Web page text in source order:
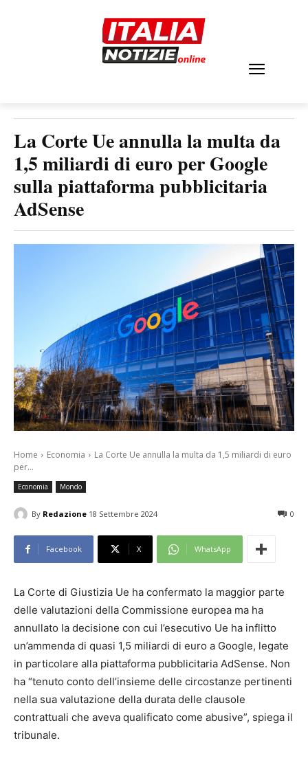
La Corte Ue annulla la multa da
1,5 miliardi di euro per Google
sulla piattaforma pubblicitaria
AdSense
Home Economia
La Corte Ue annulla la multa da 1,5 miliardi di euro
per...
Economia Mondo
By Redazione 18 Settembre 2024 0
Facebook X WhatsApp
La Corte di Giustizia Ue ha confermato la maggior parte
delle valutazioni della Commissione europea ma ha
annullato la decisione con cui l’esecutivo Ue ha inflitto
un’ammenda di quasi 1,5 miliardi di euro a Google, legate
in particolare alla piattaforma pubblicitaria AdSense. Non
ha “tenuto conto dell’insieme delle circostanze pertinenti
nella sua valutazione della durata delle clausole
contrattuali che aveva qualificato come abusive”, spiega il
tribunale.